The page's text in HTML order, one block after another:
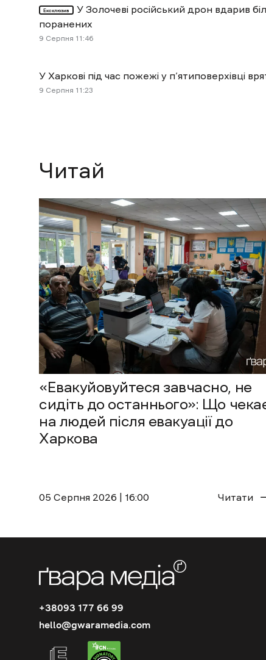
Ексклюзив
У Золочеві російський дрон вдарив
поранених
9 Cерпня 11:46
У Харкові під час пожежі у п’ятиповерхівці
9 Cерпня 11:23
Читай
«Евакуйовуйтеся завчасно, не
сидіть до останнього»: Що
на людей після евакуації до
Харкова
05 Cерпня 2026 | 16:00 Читати
+38093 177 66 99
hello@gwaramedia.com